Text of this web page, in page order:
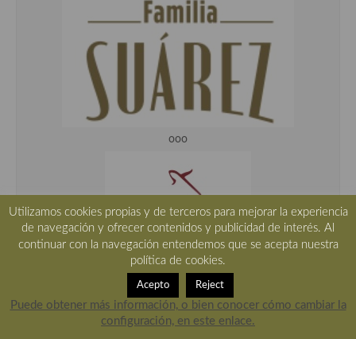
ooo
Utilizamos cookies propias y de terceros para mejorar la experiencia
de navegación y ofrecer contenidos y publicidad de interés. Al
continuar con la navegación entendemos que se acepta nuestra
política de cookies.
Acepto Reject
Puede obtener más información, o bien conocer cómo cambiar la
configuración, en este enlace.